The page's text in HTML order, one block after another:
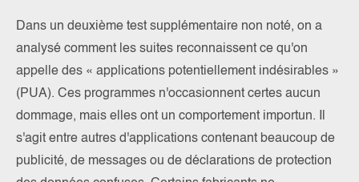
Dans un deuxième test supplémentaire non noté, on a
analysé comment les suites reconnaissent ce qu'on
appelle des « applications potentiellement indésirables »
(PUA). Ces programmes n'occasionnent certes aucun
dommage, mais elles ont un comportement importun. Il
s'agit entre autres d'applications contenant beaucoup de
publicité, de messages ou de déclarations de protection